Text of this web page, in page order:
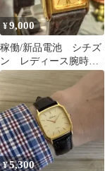
¥9,000
稼働/新品電池 シチズ
ン レディース腕時
計 ゴールド タン
ク スクエア
¥5,300